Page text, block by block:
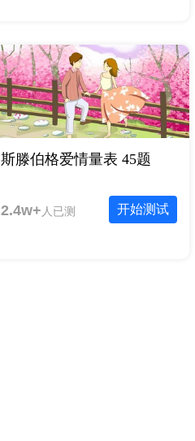
斯滕伯格爱情量表 45题
开始测试
2.4w+ 人已测